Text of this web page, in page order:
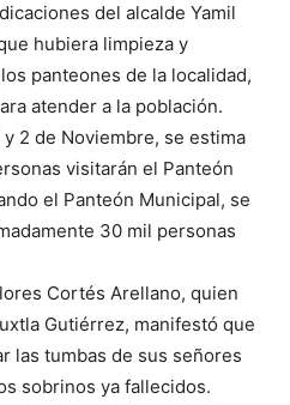
del alcalde Yamil
hubiera limpieza y
panteones de la localidad,
atender a la población.
2 de Noviembre, se estima
visitarán el Panteón
el Panteón Municipal, se
30 mil personas
Cortés Arellano, quien
Gutiérrez, manifestó que
las tumbas de sus señores
sobrinos ya fallecidos.